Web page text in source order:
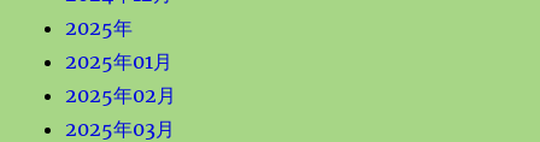
2025年
2025年01月
2025年02月
2025年03月